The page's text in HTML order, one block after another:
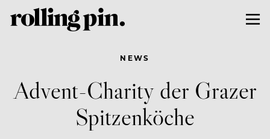
NEWS
Advent-Charity der Grazer
Spitzenköche